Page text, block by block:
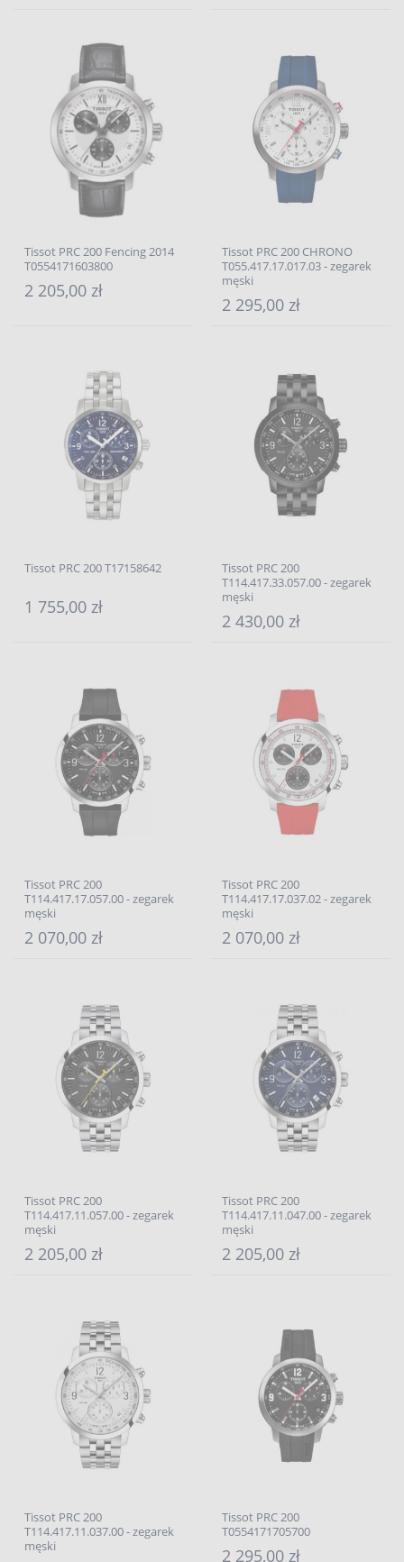
Tissot PRC 200 Fencing 2014
T0554171603800
2 205,00 zł
Tissot PRC 200 CHRONO
T055.417.17.017.03 - zegarek
męski
2 295,00 zł
Tissot PRC 200 T17158642
1 755,00 zł
Tissot PRC 200
T114.417.33.057.00 - zegarek
męski
2 430,00 zł
Tissot PRC 200
T114.417.17.057.00 - zegarek
męski
2 070,00 zł
Tissot PRC 200
T114.417.17.037.02 - zegarek
męski
2 070,00 zł
Tissot PRC 200
T114.417.11.057.00 - zegarek
męski
2 205,00 zł
Tissot PRC 200
T114.417.11.047.00 - zegarek
męski
2 205,00 zł
Tissot PRC 200
T114.417.11.037.00 - zegarek
męski
Tissot PRC 200
T0554171705700
2 295,00 zł